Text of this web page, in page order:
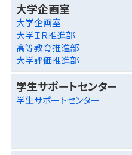
大学企画室
大学企画室
大学ＩＲ推進部
高等教育推進部
大学評価推進部
学生サポートセンター
学生サポートセンター